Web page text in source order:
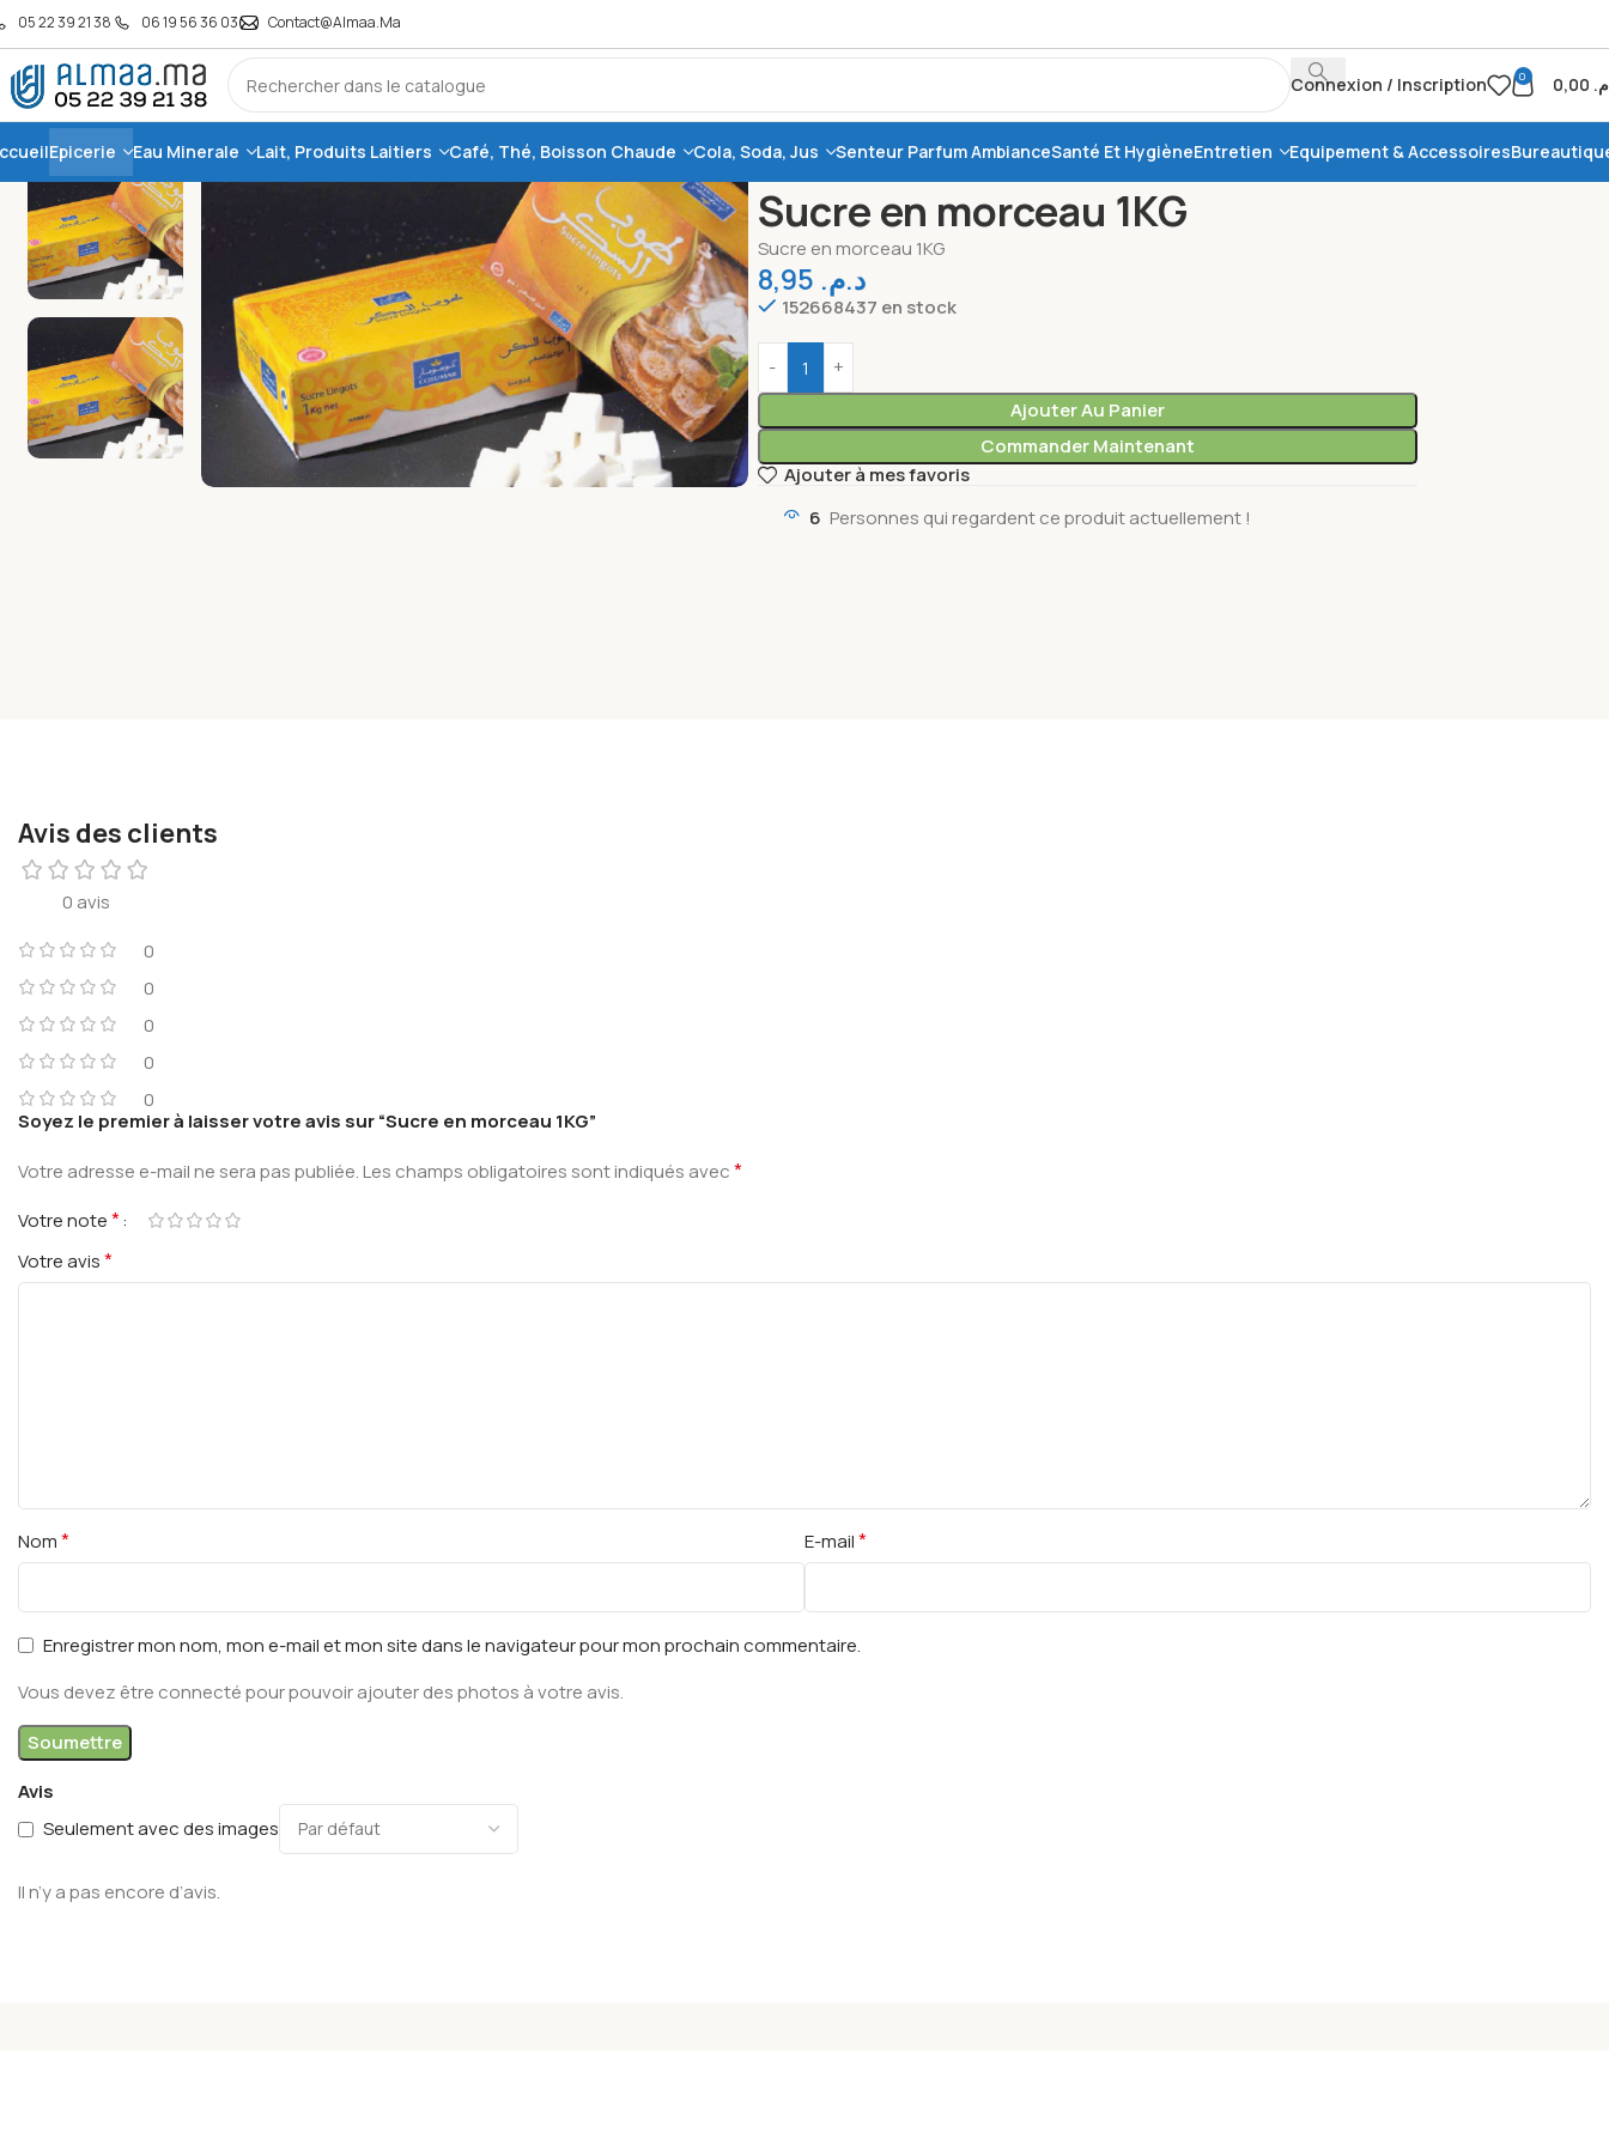
05 22 39 21 38 06 19 56 36 03 Contact@almaa.ma
Connexion / Inscription 0
Epicerie Eau Minerale Lait, Produits Laitiers Café, Thé, Boisson Chaude Cola, Soda, Jus Senteur Parfum AmbianceSanté Et HygièneEntretien Equipement & Accessoires
Sucre en morceau 1KG
Sucre en morceau 1KG
د.م.
152668437 en stock
Ajouter Au Panier
Commander Maintenant
Ajouter à mes favoris
6 Personnes qui regardent ce produit actuellement !
Avis des clients
0 avis
0
0
0
0
0
Avis
Seulement avec des images
Il n’y a pas encore d’avis.
Soyez le premier à laisser votre avis sur “Sucre en morceau 1KG”
Votre adresse e-mail ne sera pas publiée.Les champs obligatoires sont indiqués avec*
Votre note*
Votre avis*
Nom* E-mail*
Enregistrer mon nom, mon e-mail et mon site dans le navigateur pour mon prochain commentaire.
Vous devez être connecté pour pouvoir ajouter des photos à votre avis.